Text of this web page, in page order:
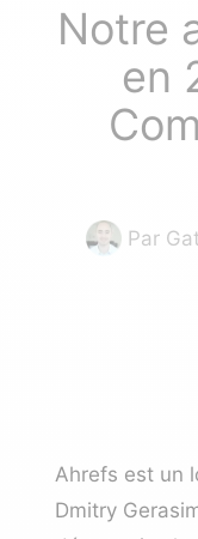
Notre
en
Par
Ahrefs est un
Dmitry